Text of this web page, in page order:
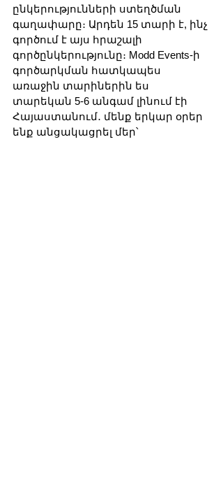
ընկերությունների ստեղծման
գաղափարը։ Արդեն 15 տարի է, ինչ
գործում է այս հրաշալի
գործընկերությունը։ Modd Events-ի
գործարկման հատկապես
առաջին տարիներին ես
տարեկան 5-6 անգամ լինում էի
Հայաստանում․ մենք երկար օրեր
ենք անցակացրել մեր՝